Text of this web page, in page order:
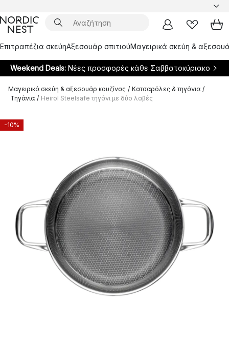
Επιτραπέζια σκεύηΑξεσουάρ σπιτιούΜαγειρικά σκεύη &
Weekend Deals: Νέες προσφορές κάθε Σαββατοκύριακο
Μαγειρικά σκεύη & αξεσουάρ κουζίνας / Κατσαρόλες & τηγάνια /
Τηγάνια / Heirol Steelsafe τηγάνι με δύο λαβές
-10%